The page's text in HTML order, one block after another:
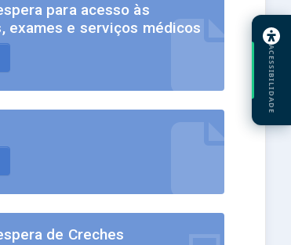
para acesso às
exames e serviços médicos
de Creches
ACESSIBILIDADE